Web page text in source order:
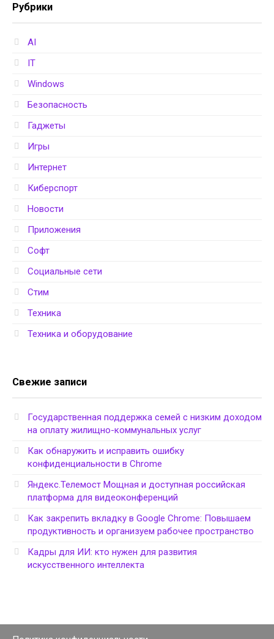
Рубрики
AI
IT
Windows
Безопасность
Гаджеты
Игры
Интернет
Киберспорт
Новости
Приложения
Софт
Социальные сети
Стим
Техника
Техника и оборудование
Свежие записи
Государственная поддержка семей с низким доходом
на оплату жилищно-коммунальных услуг
Как обнаружить и исправить ошибку
конфиденциальности в Chrome
Яндекс.Телемост Мощная и доступная российская
платформа для видеоконференций
Как закрепить вкладку в Google Chrome: Повышаем
продуктивность и организуем рабочее пространство
Кадры для ИИ: кто нужен для развития
искусственного интеллекта